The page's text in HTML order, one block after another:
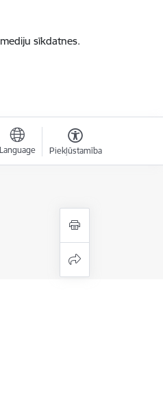
sīkdatnes.
Language Piekļūstamība